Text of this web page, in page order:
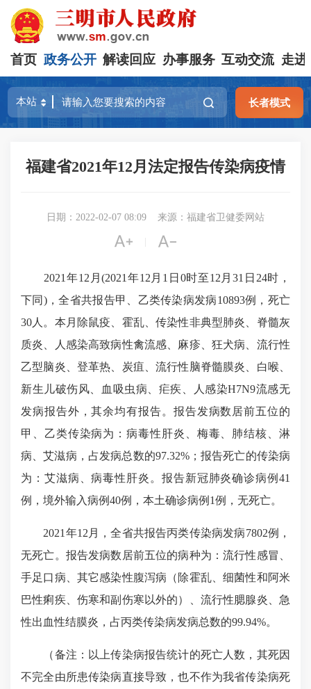
首页 政务公开 解读回应 办事服务 互动交流 走进
长者模式
福建省2021年12月法定报告传染病疫情
日期：2022-02-07 08:09 来源：福建省卫健委网站
 
2021年1 2 月(2021年1 2 月1日0时至1 2 月31 日24时，
下同)，全省共报告甲、乙类传染病发病10893例，死亡
30 人。本月除鼠疫、霍乱、传染性非典型肺炎、脊髓灰
质炎、人感染高致病性禽流感、 麻疹、 狂犬病、流行性
乙型脑炎、登革热、炭疽、流行性脑脊髓膜炎、白喉、
新生儿破伤风、血吸虫病、疟疾、
人感染H7N9流感无
发病报告外，其余均有报告。报告发病数居前五位的
甲、乙类传染病为：病毒性肝炎、梅毒、肺结核、淋
病、艾滋病，占发病总数的97.32%；报告死亡的传染病
为：艾滋病、病毒性肝炎。报告新冠肺炎确诊病例 41
例，境外输入病例40例 ， 本土确诊病例1例 ，无死亡。
2021年1 2 月，全省共报告丙类传染病发病7802例，
无死亡。报告发病数居前五位的病种为：流行性感冒、
手足口病、其它感染性腹泻病（除霍乱、细菌性和阿米
巴性痢疾、伤寒和副伤寒以外的）、流行性腮腺炎、急
性出血性结膜炎，占丙类传染病发病总数的99.94%。
（备注：以上传染病报告统计的死亡人数，其死因
不完全由所患传染病直接导致，也不作为我省传染病死